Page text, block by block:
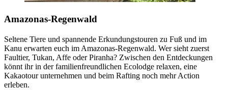
Amazonas-Regenwald
Seltene Tiere und spannende Erkundungstouren zu Fuß und im
Kanu erwarten euch im Amazonas-Regenwald. Wer sieht zuerst
Faultier, Tukan, Affe oder Piranha? Zwischen den Entdeckungen
könnt ihr in der familienfreundlichen Ecolodge relaxen, eine
Kakaotour unternehmen und beim Rafting noch mehr Action
erleben.